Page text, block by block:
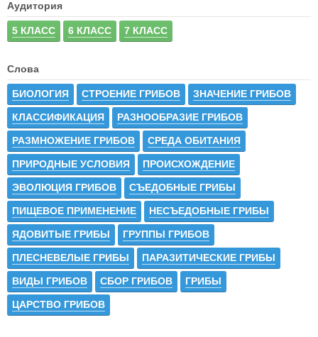
Аудитория
5 КЛАСС 6 КЛАСС 7 КЛАСС
Слова
БИОЛОГИЯ СТРОЕНИЕ ГРИБОВ ЗНАЧЕНИЕ ГРИБОВ
КЛАССИФИКАЦИЯ РАЗНООБРАЗИЕ ГРИБОВ
РАЗМНОЖЕНИЕ ГРИБОВ СРЕДА ОБИТАНИЯ
ПРИРОДНЫЕ УСЛОВИЯ ПРОИСХОЖДЕНИЕ
ЭВОЛЮЦИЯ ГРИБОВ СЪЕДОБНЫЕ ГРИБЫ
ПИЩЕВОЕ ПРИМЕНЕНИЕ НЕСЪЕДОБНЫЕ ГРИБЫ
ЯДОВИТЫЕ ГРИБЫ ГРУППЫ ГРИБОВ
ПЛЕСНЕВЕЛЫЕ ГРИБЫ ПАРАЗИТИЧЕСКИЕ ГРИБЫ
ВИДЫ ГРИБОВ СБОР ГРИБОВ ГРИБЫ
ЦАРСТВО ГРИБОВ